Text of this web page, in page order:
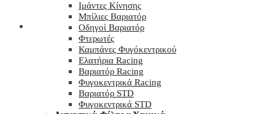
My wishlist
Ιμάντες Κίνησης
Μπίλιες Βαριατόρ
Οδηγοί Βαριατόρ
Φτερωτές
Καμπάνες Φυγόκεντρικού
Ελατήρια Racing
Βαριατόρ Racing
Φυγοκεντρικά Racing
Βαριατόρ STD
Φυγοκεντρικά STD